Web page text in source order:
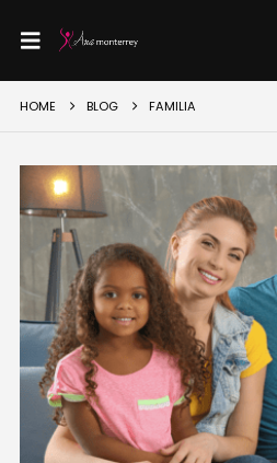
HOME BLOG FAMILIA